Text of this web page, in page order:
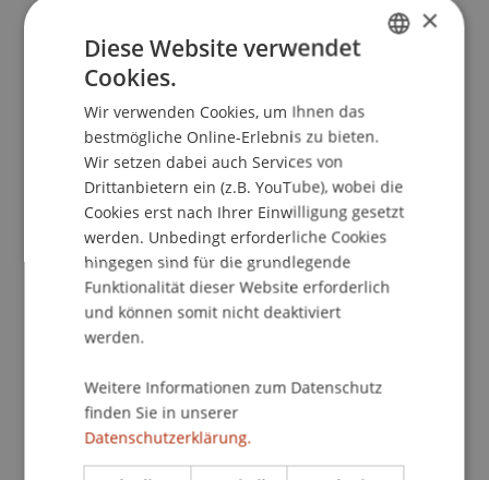
materiellrechtliche Fragestellungen. In K.
Papathanasiou (Ed.),Das neue liechtensteinische
Verwaltungsstrafgesetz
Publikationsart
Beitrag in Sammelband
Mitarbeitende
Beteiligte Einrichtungen
×
Diese Website verwendet
Cookies.
Wir verwenden Cookies, um Ihnen das
bestmögliche Online-Erlebnis zu bieten.
Wir setzen dabei auch Services von
Drittanbietern ein (z.B. YouTube), wobei die
Cookies erst nach Ihrer Einwilligung gesetzt
werden. Unbedingt erforderliche Cookies
hingegen sind für die grundlegende
Funktionalität dieser Website erforderlich
und können somit nicht deaktiviert
werden.
Weitere Informationen zum Datenschutz
finden Sie in unserer
Datenschutzerklärung.